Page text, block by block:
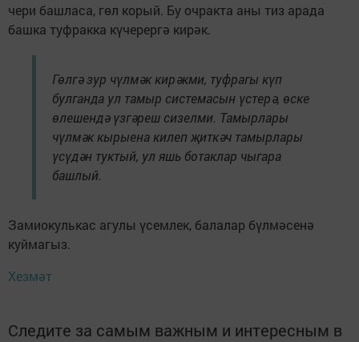
чери башласа, гөл корый. Бу очракта аны тиз арада
башка туфракка күчерергә кирәк.
Гөлгә зур чүлмәк кирәкми, туфрагы күп
булганда ул тамыр системасын үстерә, өске
өлешендә үзгәреш сизелми. Тамырлары
чүлмәк кырыена килеп җиткәч тамырлары
үсүдән туктый, ул яшь ботаклар чыгара
башлый.
Замиокулькас агулы үсемлек, балалар бүлмәсенә
куймагыз.
Хезмәт
Следите за самым важным и интересным в